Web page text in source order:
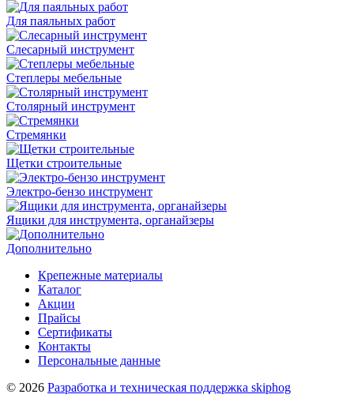
Для паяльных работ
Слесарный инструмент
Степлеры мебельные
Столярный инструмент
Стремянки
Щетки строительные
Электро-бензо инструмент
Ящики для инструмента, органайзеры
Дополнительно
Крепежные материалы
Каталог
Акции
Прайсы
Сертификаты
Контакты
Персональные данные
© 2026 Разработка и техническая поддержка skiphog